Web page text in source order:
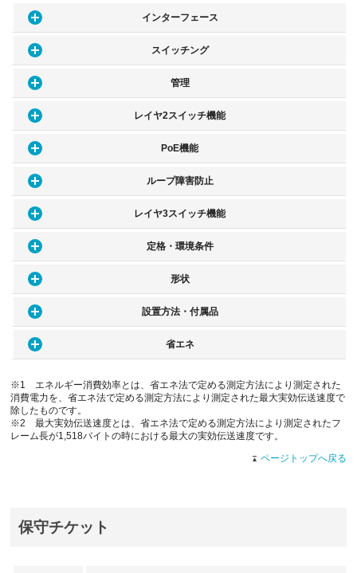
インターフェース
スイッチング
管理
レイヤ2スイッチ機能
PoE機能
ループ障害防止
レイヤ3スイッチ機能
定格・環境条件
形状
設置方法・付属品
省エネ
※1 エネルギー消費効率とは、省エネ法で定める測定方法により測定された
消費電力を、省エネ法で定める測定方法により測定された最大実効伝送速度で
除したものです。
※2 最大実効伝送速度とは、省エネ法で定める測定方法により測定されたフ
レーム長が1,518バイトの時における最大の実効伝送速度です。
ページトップへ戻る
保守チケット